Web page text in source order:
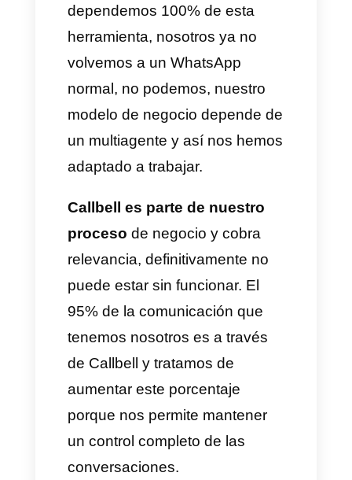
etiquetar si la conversación
viene de un anuncio de
Facebook, si ya es cliente, si
está en proceso de compra,
etc.
saber con qué tipo de cliente
estamos conversando e
identificar qué tipo de respuesta
requiere, por otro lado, siempre
mantenemos las
conversaciones abiertas, las
que están vigentes y las demás
se cierran. Por otra parte,